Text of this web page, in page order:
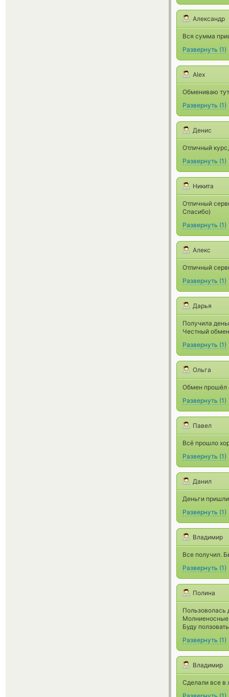
Александр
Вся сумма
Развернуть (1)
Alex
Обмениваю
Развернуть (1)
Денис
Отличный
Развернуть (1)
Никита
Отличный
Спасибо)
Развернуть (1)
Алекс
Отличный
Развернуть (1)
Дарья
Получила
Честный
Развернуть (1)
Ольга
Обмен прошёл
Развернуть (1)
Павел
Всё прошло
Развернуть (1)
Данил
Деньги
Развернуть (1)
Владимир
Все получил.
Развернуть (1)
Полина
Буду
Развернуть (1)
Владимир
Сделали все в